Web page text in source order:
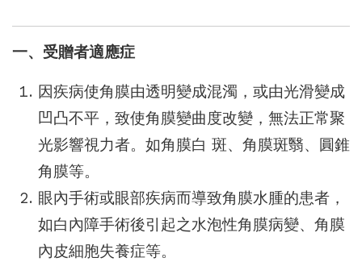
一、受贈者適應症
因疾病使角膜由透明變成混濁，或由光滑變成
凹凸不平，致使角膜變曲度改變，無法正常聚
光影響視力者。如角膜白 斑、角膜斑翳、圓錐
角膜等。
眼內手術或眼部疾病而導致角膜水腫的患者，
如白內障手術後引起之水泡性角膜病變、角膜
內皮細胞失養症等。